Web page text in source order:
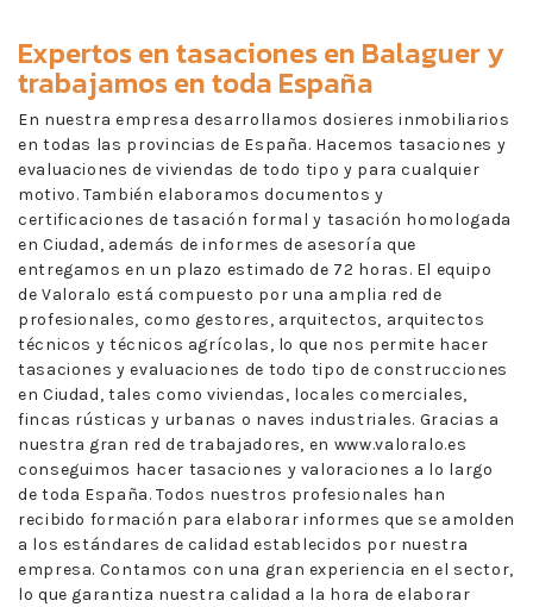
Expertos entasaciones en Balaguery
trabajamos en toda España
En nuestra empresa desarrollamos dosieres inmobiliarios
en todas las provincias de España. Hacemos tasaciones y
evaluaciones de viviendas de todo tipo y para cualquier
motivo. También elaboramos documentos y
certificaciones de tasación formal y tasación homologada
en Ciudad, además de informes de asesoría que
entregamos en un plazo estimado de 72 horas. El equipo
de Valoralo está compuesto por una amplia red de
profesionales, como gestores, arquitectos, arquitectos
técnicos y técnicos agrícolas, lo que nos permite hacer
tasaciones y evaluaciones de todo tipo de construcciones
en Ciudad, tales como viviendas, locales comerciales,
fincas rústicas y urbanas o naves industriales. Gracias a
nuestra gran red de trabajadores, en www.valoralo.es
conseguimos hacer tasaciones y valoraciones a lo largo
de toda España. Todos nuestros profesionales han
recibido formación para elaborar informes que se amolden
a los estándares de calidad establecidos por nuestra
empresa. Contamos con una gran experiencia en el sector,
lo que garantiza nuestra calidad a la hora de elaborar